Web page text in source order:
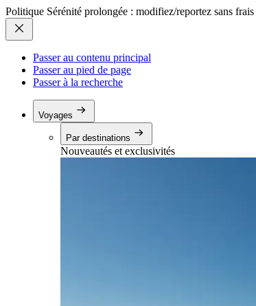
Politique Sérénité prolongée : modifiez/reportez sans
Passer au contenu principal
Passer au pied de page
Passer à la recherche
Voyages
Par destinations
Nouveautés et exclusivités